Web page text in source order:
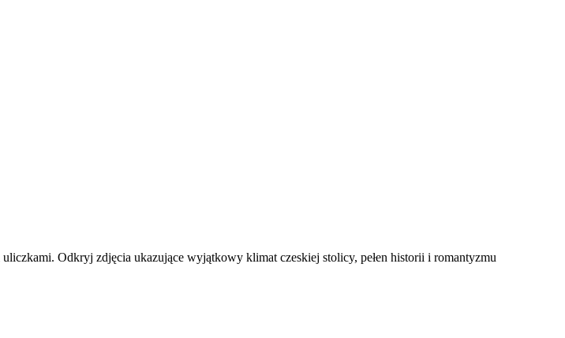
Odkryj zdjęcia ukazujące wyjątkowy klimat czeskiej stolicy, pełen historii i romantyzmu